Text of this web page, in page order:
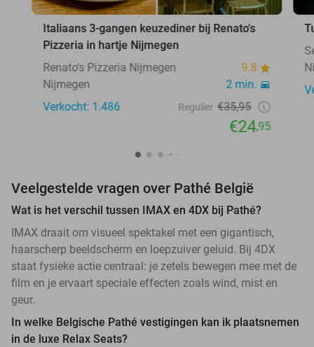
Italiaans 3-gangen keuzediner bij Renato's
Pizzeria in hartje Nijmegen
Renato's Pizzeria Nijmegen
9.8
Nijmegen
2 min.
Verkocht: 1.486
Regulier €35,95
€24,95
Veelgestelde vragen over Pathé België
Wat is het verschil tussen IMAX en 4DX bij Pathé?
IMAX draait om visueel spektakel met een gigantisch,
haarscherp beeldscherm en loepzuiver geluid. Bij 4DX
staat fysieke actie centraal: je zetels bewegen mee met de
film en je ervaart speciale effecten zoals wind, mist en
geur.
In welke Belgische Pathé vestigingen kan ik plaatsnemen
in de luxe Relax Seats?